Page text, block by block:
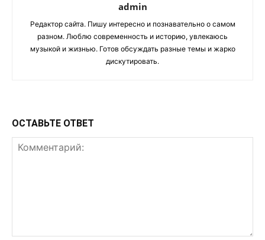
admin
Редактор сайта. Пишу интересно и познавательно о самом
разном. Люблю современность и историю, увлекаюсь
музыкой и жизнью. Готов обсуждать разные темы и жарко
дискутировать.
ОСТАВЬТЕ ОТВЕТ